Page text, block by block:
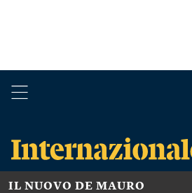
IL NUOVO DE MAURO